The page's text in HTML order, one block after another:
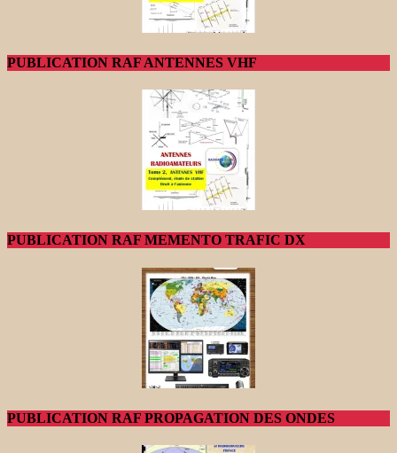
PUBLICATION RAF ANTENNES VHF
PUBLICATION RAF MEMENTO TRAFIC DX
PUBLICATION RAF PROPAGATION DES ONDES